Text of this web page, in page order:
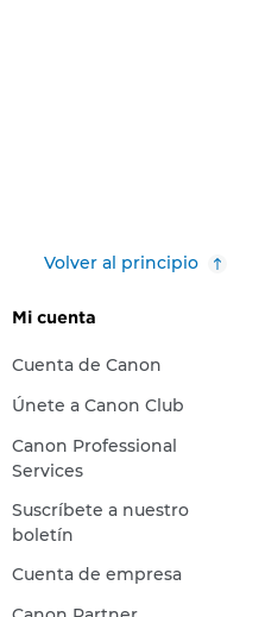
Volver al principio
Mi cuenta
Cuenta de Canon
Únete a Canon Club
Canon Professional
Services
Suscríbete a nuestro
boletín
Cuenta de empresa